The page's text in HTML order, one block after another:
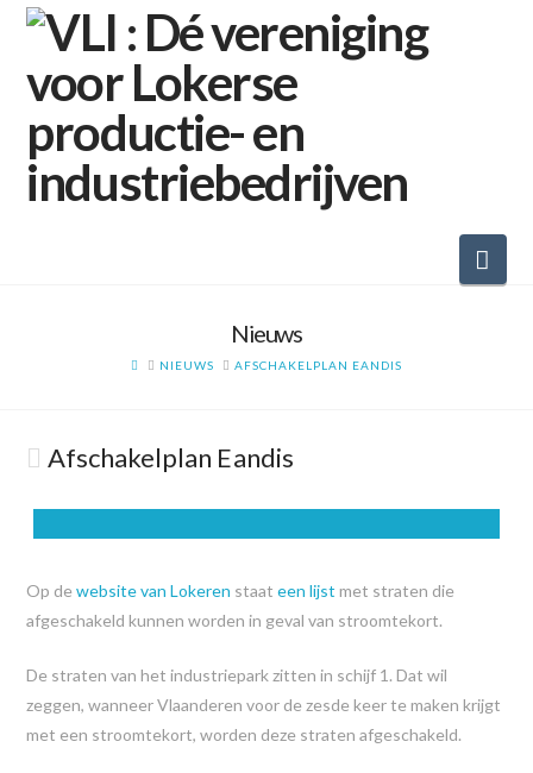
Nieuws
HOMENIEUWS AFSCHAKELPLAN EANDIS
Afschakelplan Eandis
Op dewebsite van Lokeren staateen lijst met straten die
afgeschakeld kunnen worden in geval van stroomtekort.
De straten van het industriepark zitten in schijf 1. Dat wil
zeggen, wanneer Vlaanderen voor de zesde keer te maken krijgt
met een stroomtekort, worden deze straten afgeschakeld.